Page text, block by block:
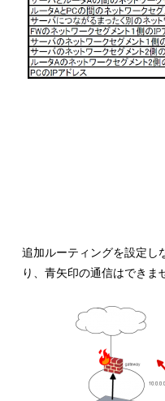
追加ルーティングを設定し
り、青矢印の通信はできま